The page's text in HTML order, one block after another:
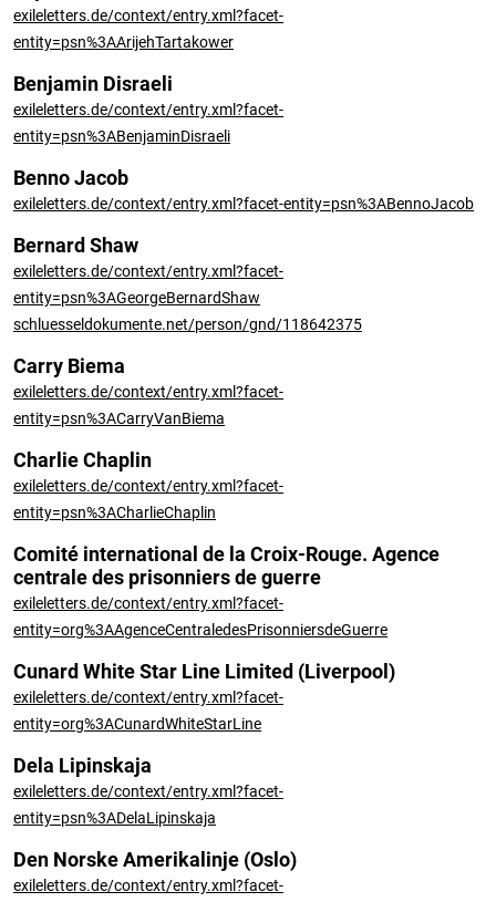
exileletters.de/context/entry.xml?facet-
entity=psn%3AArijehTartakower
Benjamin Disraeli
exileletters.de/context/entry.xml?facet-
entity=psn%3ABenjaminDisraeli
Benno Jacob
exileletters.de/context/entry.xml?facet-entity=psn%3ABennoJacob
Bernard Shaw
exileletters.de/context/entry.xml?facet-
entity=psn%3AGeorgeBernardShaw
schluesseldokumente.net/person/gnd/118642375
Carry Biema
exileletters.de/context/entry.xml?facet-
entity=psn%3ACarryVanBiema
Charlie Chaplin
exileletters.de/context/entry.xml?facet-
entity=psn%3ACharlieChaplin
Comité international de la Croix-Rouge. Agence
centrale des prisonniers de guerre
exileletters.de/context/entry.xml?facet-
entity=org%3AAgenceCentraledesPrisonniersdeGuerre
Cunard White Star Line Limited (Liverpool)
exileletters.de/context/entry.xml?facet-
entity=org%3ACunardWhiteStarLine
Dela Lipinskaja
exileletters.de/context/entry.xml?facet-
entity=psn%3ADelaLipinskaja
Den Norske Amerikalinje (Oslo)
exileletters.de/context/entry.xml?facet-